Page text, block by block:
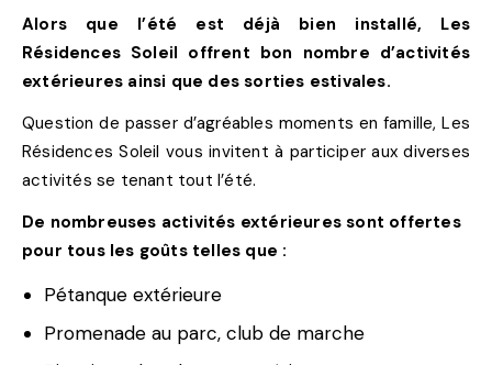
Alors que l’été est déjà bien installé, Les
Résidences Soleil offrent bon nombre d’activités
extérieures ainsi que des sorties estivales.
Question de passer d’agréables moments en famille, Les
Résidences Soleil vous invitent à participer aux diverses
activités se tenant tout l’été.
De nombreuses activités extérieures sont offertes
pour tous les goûts telles que :
Pétanque extérieure
Promenade au parc, club de marche